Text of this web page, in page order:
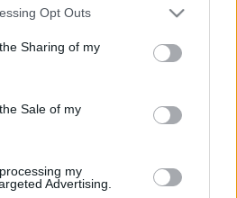
app uses one or more Google
usage behaviour. You may click to
and its third-party tags to
purposes in below Google
Opt Outs
Sharing of my
Sale of my
my
Advertising.
hagyta.
korábbi fideszes
DUNAKESZI CSALÁDIRTÓ